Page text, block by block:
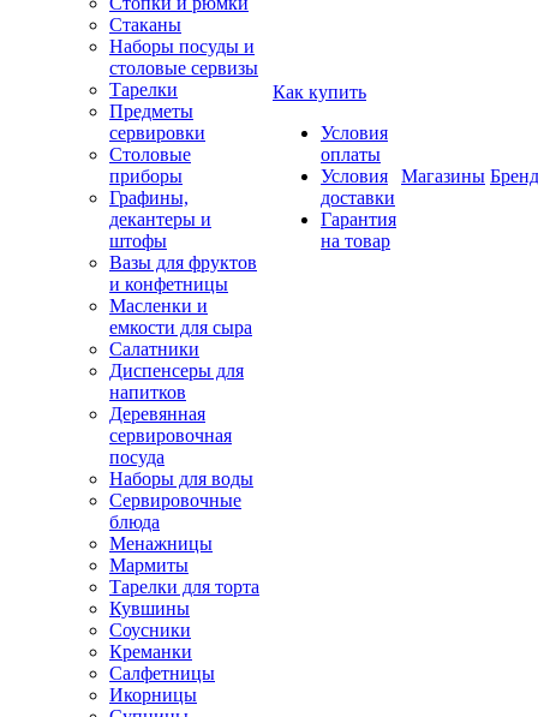
Стаканы
Наборы посуды и
столовые сервизы
Тарелки
Предметы
сервировки
Столовые
приборы
Графины,
декантеры и
штофы
Вазы для фруктов
и конфетницы
Масленки и
емкости для сыра
Салатники
Диспенсеры для
напитков
Деревянная
сервировочная
посуда
Наборы для воды
Сервировочные
блюда
Менажницы
Мармиты
Тарелки для торта
Кувшины
Соусники
Креманки
Салфетницы
Икорницы
Как купить
Условия
оплаты
Условия
доставки
Гарантия
на товар
Магазины